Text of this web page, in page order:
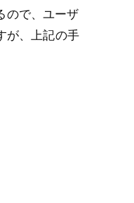
ので、ユーザ
が、上記の手